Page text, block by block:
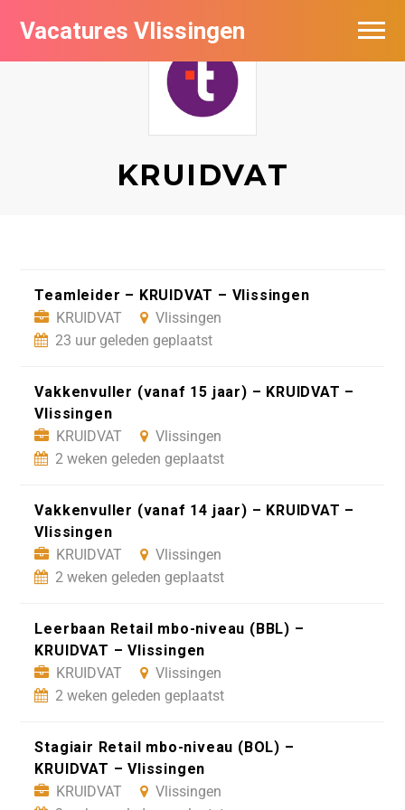
Vacatures Vlissingen
KRUIDVAT
Teamleider – KRUIDVAT – Vlissingen
KRUIDVAT
Vlissingen
23 uur geleden geplaatst
Vakkenvuller (vanaf 15 jaar) – KRUIDVAT –
Vlissingen
KRUIDVAT
Vlissingen
2 weken geleden geplaatst
Vakkenvuller (vanaf 14 jaar) – KRUIDVAT –
Vlissingen
KRUIDVAT
Vlissingen
2 weken geleden geplaatst
Leerbaan Retail mbo-niveau (BBL) –
KRUIDVAT – Vlissingen
KRUIDVAT
Vlissingen
2 weken geleden geplaatst
Stagiair Retail mbo-niveau (BOL) –
KRUIDVAT – Vlissingen
KRUIDVAT
Vlissingen